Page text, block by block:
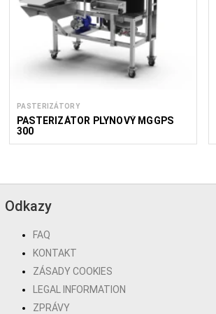
PASTERIZÁTORY
PASTERIZÁTOR PLYNOVÝ MGGPS
300
Odkazy
FAQ
KONTAKT
ZÁSADY COOKIES
LEGAL INFORMATION
ZPRÁVY